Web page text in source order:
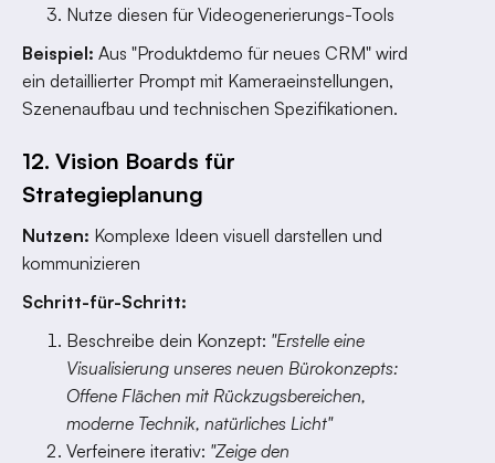
Nutze diesen für Videogenerierungs-Tools
Beispiel: Aus "Produktdemo für neues CRM" wird
ein detaillierter Prompt mit Kameraeinstellungen,
Szenenaufbau und technischen Spezifikationen.
12. Vision Boards für
Strategieplanung
Nutzen: Komplexe Ideen visuell darstellen und
kommunizieren
Schritt-für-Schritt:
Beschreibe dein Konzept: "Erstelle eine
Visualisierung unseres neuen Bürokonzepts:
Offene Flächen mit Rückzugsbereichen,
moderne Technik, natürliches Licht"
Verfeinere iterativ: "Zeige den